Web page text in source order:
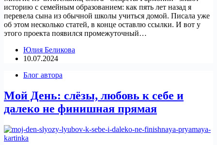
историю с семейным образованием: как пять лет назад я
перевела сына из обычной школы учиться домой. Писала уже
об этом несколько статей, в конце оставлю ссылки. И вот у
этого проекта появился промежуточный…
Юлия Беликова
10.07.2024
Блог автора
Мой День: слёзы, любовь к себе и
далеко не финишная прямая